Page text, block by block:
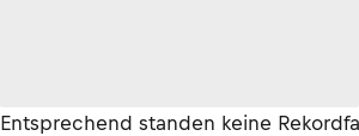
Entsprechend standen keine